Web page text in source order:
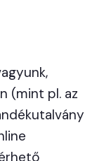
(mint pl. az